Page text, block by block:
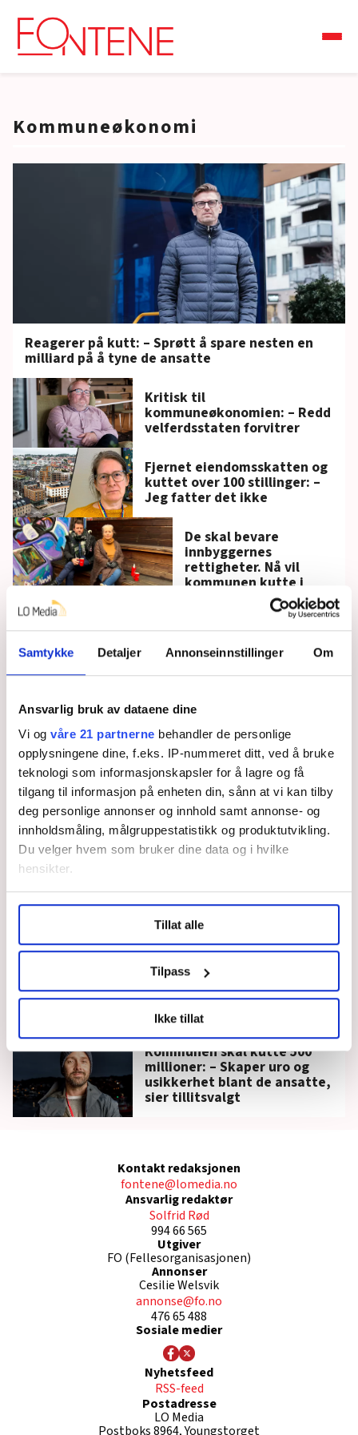
Samtykke Detaljer Annonseinnstillinger Om
Ansvarlig bruk av dataene dine
Vi og våre 21 partnerne behandler de personlige
opplysningene dine, f.eks. IP-nummeret ditt, ved å bruke
teknologi som informasjonskapsler for å lagre og få
tilgang til informasjon på enheten din, sånn at vi kan tilby
deg personlige annonser og innhold samt annonse- og
innholdsmåling, målgruppestatistikk og produktutvikling.
Du velger hvem som bruker dine data og i hvilke
hensikter.
Undermer infokan du lese om hvordan dine personlige
data behandles og hvordan du kan velge hvordan de skal
brukes. Du kan hele tiden endre eller trekke tilbake ditt
samtykke fra erklæringen om informasjonskapsler.
LO Medias publikasjoner frifagbevegelse.no, hk-nytt.no
og fontene.no bruker informasjonskapsler (cookies) for å
lære hvordan våre nettsider blir brukt slik at vi tilby
relevant innhold, tilpassede annonser og utarbeide
statistikk.
Vi deler bare informasjon om hvordan du bruker
nettstedet med LO Medias egne samarbeidspartnere
Tillat alle
Tilpass
Ikke tillat
Kommuneøkonomi
Reagerer på kutt: – Sprøtt å spare nesten en
milliard på å tyne de ansatte
Kritisk til
kommuneøkonomien: – Redd
velferdsstaten forvitrer
Fjernet eiendomsskatten og
kuttet over 100 stillinger: –
Jeg fatter det ikke
De skal bevare
innbyggernes
rettigheter. Nå vil
kommunen kutte i
Blodrøde tall i mange
kommuner: – Alltid
etter at forsøk i
barnevernet ble
avsluttet: – Det var en
kjempesuksess
Alle kommuner må ha en rådgivende enhet for
narkotikasaker, men statsbudsjettet dekker
bare halvparten av kostnadene
Kommunen skal kutte 500
millioner: – Skaper uro og
usikkerhet blant de ansatte,
sier tillitsvalgt
Kontakt redaksjonen
fontene@lomedia.no
Ansvarlig redaktør
Solfrid Rød
994 66 565
Utgiver
FO (Fellesorganisasjonen)
Annonser
Cesilie Welsvik
annonse@fo.no
476 65 488
Sosiale medier
Nyhetsfeed
RSS-feed
Postadresse
LO Media
Postboks 8964, Youngstorget